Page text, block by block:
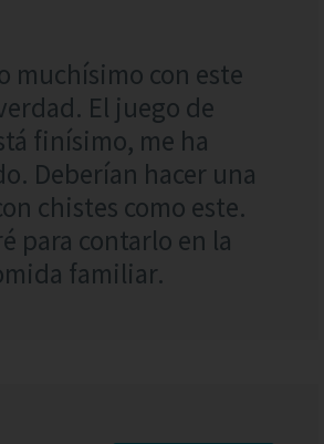
muchísimo con este
El juego de
finísimo, me ha
Deberían hacer una
chistes como este.
para contarlo en la
familiar.